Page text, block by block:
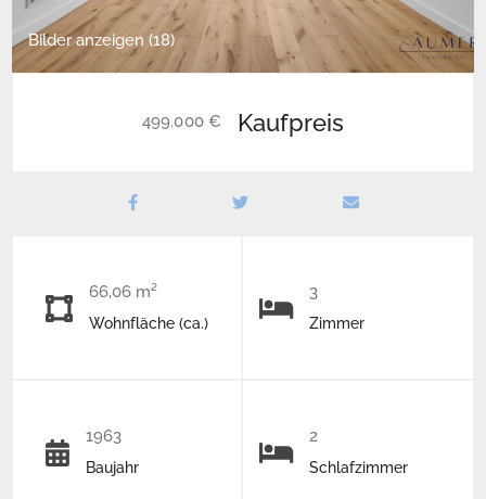
Bilder anzeigen (18)
499.000 € Kaufpreis
66,06 m²
Wohnfläche (ca.)
3
Zimmer
1963
Baujahr
2
Schlafzimmer